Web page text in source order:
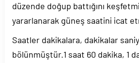
düzende doğup battığını
yararlanarak güneş saatini icat
Saatler dakikalara, dakikalar
bölünmüştür.1 saat 60 dakika, 1